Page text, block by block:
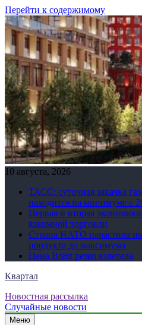
Перейти к содержимому
10 августа, 2026
ТАСС: суточная закачка
находится на минимуме с
Первая и вторая
взаимной торговли
Страна НАТО нарастила
продукта до максимума
Цена Brent резко взлетела
Квартал
Новостная рассылка
Случайные новости
Меню